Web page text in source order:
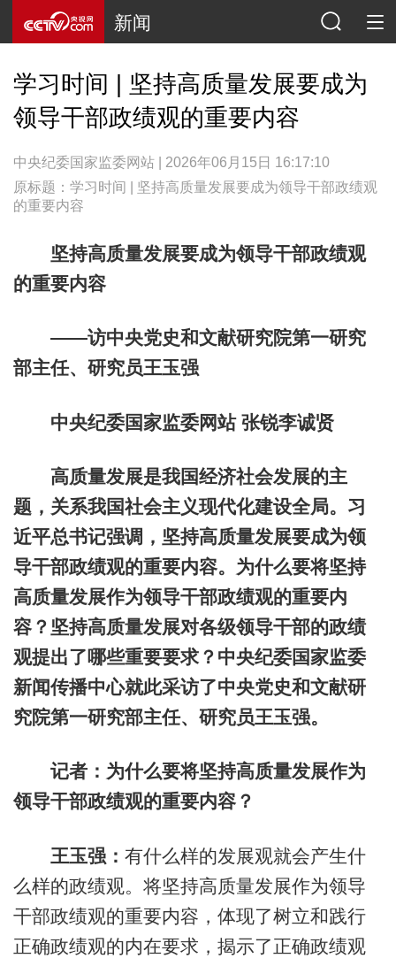
新闻
学习时间 | 坚持高质量发展要成为
领导干部政绩观的重要内容
中央纪委国家监委网站 | 2026年06月15日 16:17:10
原标题：学习时间 | 坚持高质量发展要成为领导干部政绩观
的重要内容
坚持高质量发展要成为领导干部政绩观
的重要内容
——访中央党史和文献研究院第一研究
部主任、研究员王玉强
中央纪委国家监委网站 张锐李诚贤
高质量发展是我国经济社会发展的主
题，关系我国社会主义现代化建设全局。习
近平总书记强调，坚持高质量发展要成为领
导干部政绩观的重要内容。为什么要将坚持
高质量发展作为领导干部政绩观的重要内
容？坚持高质量发展对各级领导干部的政绩
观提出了哪些重要要求？中央纪委国家监委
新闻传播中心就此采访了中央党史和文献研
究院第一研究部主任、研究员王玉强。
记者：为什么要将坚持高质量发展作为
领导干部政绩观的重要内容？
王玉强： 有什么样的发展观就会产生什
么样的政绩观。将坚持高质量发展作为领导
干部政绩观的重要内容，体现了树立和践行
正确政绩观的内在要求，揭示了正确政绩观